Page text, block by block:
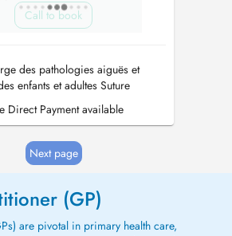
Call to book
des pathologies aiguës et
enfants et adultes Suture
Direct Payment available
Next page
(GP)
are pivotal in primary health care,